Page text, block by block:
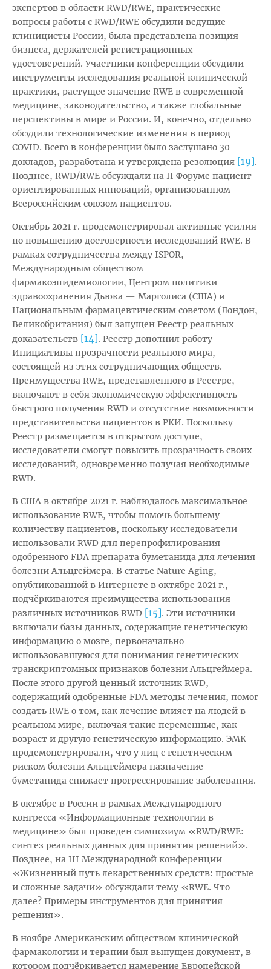
экспертов в области RWD/RWE, практические
вопросы работы с RWD/RWE обсудили ведущие
клиницисты России, была представлена позиция
бизнеса, держателей регистрационных
удостоверений. Участники конференции обсудили
инструменты исследования реальной клинической
практики, растущее значение RWE в современной
медицине, законодательство, а также глобальные
перспективы в мире и России. И, конечно, отдельно
обсудили технологические изменения в период
COVID. Всего в конференции было заслушано 30
докладов, разработана и утверждена резолюция [19].
Позднее, RWD/RWE обсуждали на II Форуме пациент-
ориентированных инноваций, организованном
Всероссийским союзом пациентов.
Октябрь 2021 г. продемонстрировал активные усилия
по повышению достоверности исследований RWE. В
рамках сотрудничества между ISPOR,
Международным обществом
фармакоэпидемиологии, Центром политики
здравоохранения Дьюка — Марголиса (США) и
Национальным фармацевтическим советом (Лондон,
Великобритания) был запущен Реестр реальных
доказательств [14]. Реестр дополнил работу
Инициативы прозрачности реального мира,
состоящей из этих сотрудничающих обществ.
Преимущества RWE, представленного в Реестре,
включают в себя экономическую эффективность
быстрого получения RWD и отсутствие возможности
представительства пациентов в РКИ. Поскольку
Реестр размещается в открытом доступе,
исследователи смогут повысить прозрачность своих
исследований, одновременно получая необходимые
RWD.
В США в октябре 2021 г. наблюдалось максимальное
использование RWE, чтобы помочь большему
количеству пациентов, поскольку исследователи
использовали RWD для перепрофилирования
одобренного FDA препарата буметанида для лечения
болезни Альцгеймера. В статье Nature Aging,
опубликованной в Интернете в октябре 2021 г.,
подчёркиваются преимущества использования
различных источников RWD [15]. Эти источники
включали базы данных, содержащие генетическую
информацию о мозге, первоначально
использовавшуюся для понимания генетических
транскриптомных признаков болезни Альцгеймера.
После этого другой ценный источник RWD,
содержащий одобренные FDA методы лечения, помог
создать RWE о том, как лечение влияет на людей в
реальном мире, включая такие переменные, как
возраст и другую генетическую информацию. ЭМК
продемонстрировали, что у лиц с генетическим
риском болезни Альцгеймера назначение
буметанида снижает прогрессирование заболевания.
В октябре в России в рамках Международного
конгресса «Информационные технологии в
медицине» был проведен симпозиум «RWD/RWE:
синтез реальных данных для принятия решений».
Позднее, на III Международной конференции
«Жизненный путь лекарственных средств: простые
и сложные задачи» обсуждали тему «RWE. Что
далее? Примеры инструментов для принятия
решения».
В ноябре Американским обществом клинической
фармакологии и терапии был выпущен документ, в
котором подчёркивается намерение Европейской